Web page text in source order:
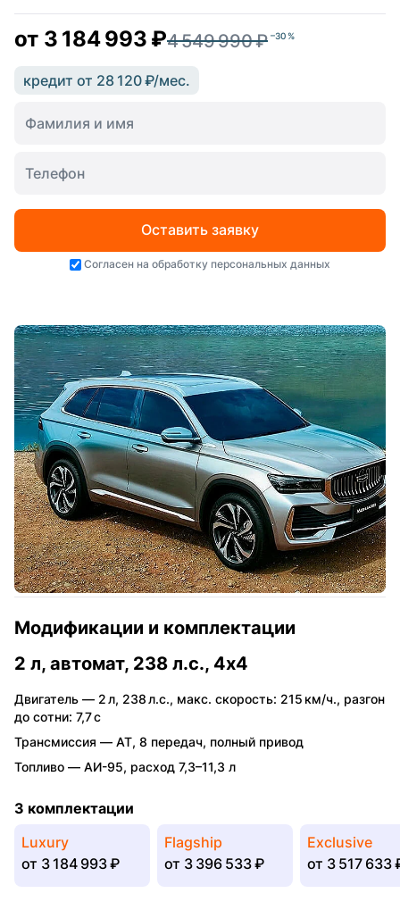
от 3 184 993 ₽4 549 990 ₽ –30 %
кредит от 28 120 ₽/мес.
Оставить заявку
Согласен на обработку персональных данных
Модификации и комплектации
2 л, автомат, 238 л.с., 4x4
Двигатель — 2 л, 238 л.с., макс. скорость: 215 км/ч., разгон
до сотни: 7,7 с
Трансмиссия — AT, 8 передач, полный привод
Топливо — АИ-95, расход 7,3–11,3 л
3 комплектации
Luxury
от 3 184 993 ₽
Flagship
от 3 396 533 ₽
Exclusive
от 3 517 633